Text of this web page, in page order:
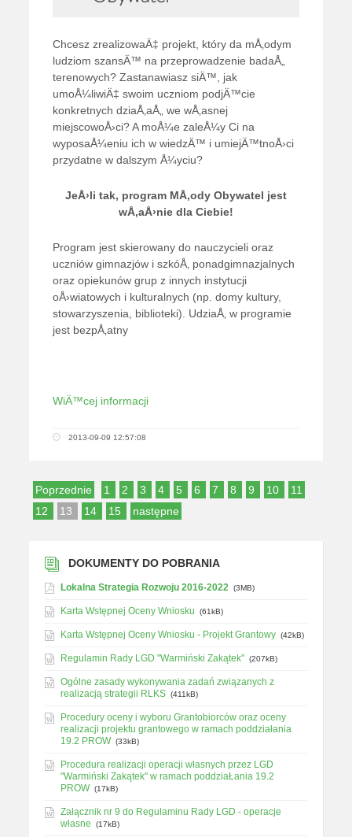
Chcesz zrealizowaÄ‡ projekt, który da mÅ‚odym
ludziom szansÄ™ na przeprowadzenie badaÅ„
terenowych? Zastanawiasz siÄ™, jak
umoÅ¼liwiÄ‡ swoim uczniom podjÄ™cie
konkretnych dziaÅ‚aÅ„ we wÅ‚asnej
miejscowoÅ›ci? A moÅ¼e zaleÅ¼y Ci na
wyposaÅ¼eniu ich w wiedzÄ™ i umiejÄ™tnoÅ›ci
przydatne w dalszym Å¼yciu?
JeÅ›li tak, program MÅ‚ody Obywatel jest
wÅ‚aÅ›nie dla Ciebie!
Program jest skierowany do nauczycieli oraz
uczniów gimnazjów i szkóÅ‚ ponadgimnazjalnych
oraz opiekunów grup z innych instytucji
oÅ›wiatowych i kulturalnych (np. domy kultury,
stowarzyszenia, biblioteki). UdziaÅ‚ w programie
jest bezpÅ‚atny
WiÄ™cej informacji
2013-09-09 12:57:08
Poprzednie 1 2 3 4 5 6 7 8 9 10
11
12
13 14 15 następne
DOKUMENTY DO POBRANIA
Lokalna Strategia Rozwoju 2016-2022 (3MB)
Karta Wstępnej Oceny Wniosku (61kB)
Karta Wstępnej Oceny Wniosku - Projekt Grantowy (42kB)
Regulamin Rady LGD "Warmiński Zakątek" (207kB)
Ogólne zasady wykonywania zadań związanych z
realizacją strategii RLKS (411kB)
Procedury oceny i wyboru Grantobiorców oraz oceny
realizacji projektu grantowego w ramach poddziałania
19.2 PROW (33kB)
Procedura realizacji operacji własnych przez LGD
"Warmiński Zakątek" w ramach poddziaŁania 19.2
PROW (17kB)
Załącznik nr 9 do Regulaminu Rady LGD - operacje
własne
(17kB)